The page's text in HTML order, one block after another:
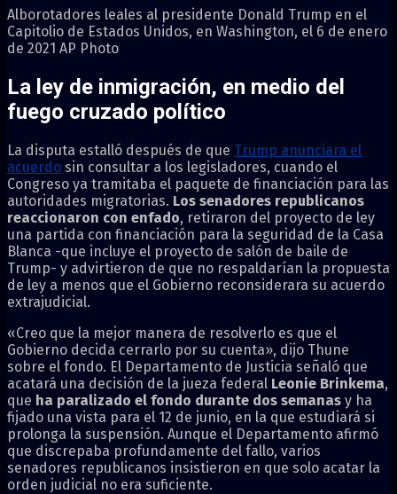
Alborotadores leales al presidente Donald Trump en el
Capitolio de Estados Unidos, en Washington, el 6 de enero
de 2021 AP Photo
La ley de inmigración, en medio del
fuego cruzado político
La disputa estalló después de que Trump anunciara el
acuerdo sin consultar a los legisladores, cuando el
Congreso ya tramitaba el paquete de financiación para las
autoridades migratorias. Los senadores republicanos
reaccionaron con enfado, retiraron del proyecto de ley
una partida con financiación para la seguridad de la Casa
Blanca -que incluye el proyecto de salón de baile de
Trump- y advirtieron de que no respaldarían la propuesta
de ley a menos que el Gobierno reconsiderara su acuerdo
extrajudicial.
«Creo que la mejor manera de resolverlo es que el
Gobierno decida cerrarlo por su cuenta», dijo Thune
sobre el fondo. El Departamento de Justicia señaló que
acatará una decisión de la jueza federal Leonie Brinkema,
que ha paralizado el fondo durante dos semanas y ha
fijado una vista para el 12 de junio, en la que estudiará si
prolonga la suspensión. Aunque el Departamento afirmó
que discrepaba profundamente del fallo, varios
senadores republicanos insistieron en que solo acatar la
orden judicial no era suficiente.